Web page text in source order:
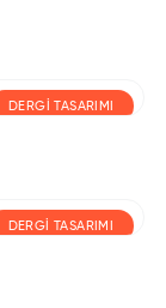
DERGI TASARIMI
DERGI TASARIMI